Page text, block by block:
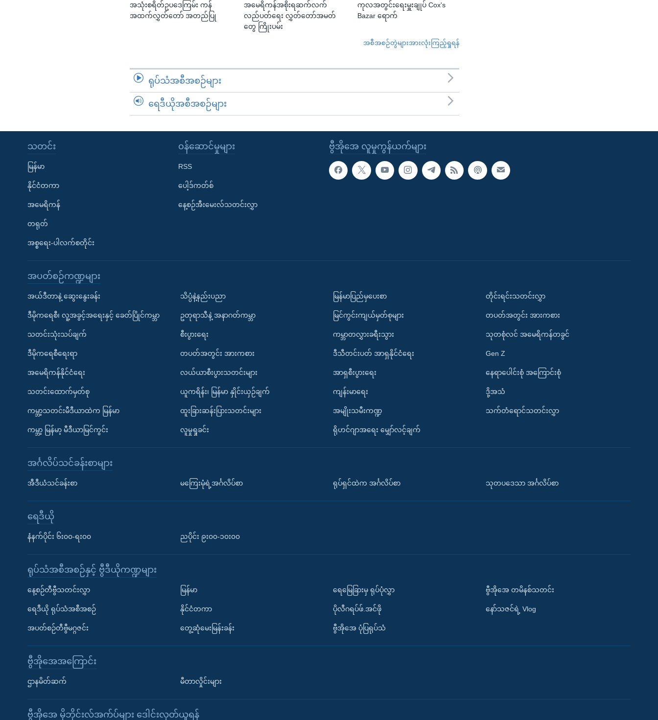
Learning English
အသုံးစရိတ်ဥပဒေကြမ်း ကန်
အထက်လွှတ်တော် အတည်ပြု
အမေရိကန်အစိုးရဆက်လက်
လည်ပတ်ရေး လွှတ်တော်အမတ်
တွေ ကြိုးပမ်း
ကုလအတွင်းရေးမှူးချုပ် Cox's
Bazar ရောက်
အစီအစဉ်တွဲများအားလုံးကြည့်ရှုရန်
ရုပ်သံအစီအစဉ်များ
ရေဒီယိုအစီအစဉ်များ
ဗွီအိုအေ လူမှုကွန်ယက်များ
သတင်း
မြန်မာ
နိုင်ငံတကာ
အမေရိကန်
တရုတ်
အစ္စရေး-ပါလက်စတိုင်း
၀န်ဆောင်မှုများ
RSS
ပေါ့ဒ်ကတ်စ်
နေ့စဉ်အီးမေးလ်သတင်းလွှာ
အပတ်စဉ်ကဏ္ဍများ
အယ်ဒီတာနဲ့ ဆွေးနွေးခန်း
ဒီမိုကရေစီ၊ လူ့အခွင့်အရေးနှင့် ခေတ်ပြိုင်ကမ္ဘာ
သတင်းသုံးသပ်ချက်
ဒီမိုကရေစီရေးရာ
အမေရိကန်နိုင်ငံရေး
သတင်းထောက်မှတ်စု
ကမ္ဘာ့သတင်းမီဒီယာထဲက မြန်မာ
ကမ္ဘာ့ မြန်မာ့ မီဒီယာမြင်ကွင်း
သိပ္ပံနဲ့နည်းပညာ
ဥတုရာသီနဲ့ အနာဂတ်ကမ္ဘာ
စီးပွားရေး
တပတ်အတွင်း အားကစား
လယ်ယာစီးပွားသတင်းများ
ယူကရိန်း၊ မြန်မာ နှိုင်းယှဉ်ချက်
ထူးခြားဆန်းပြားသတင်းများ
လူမှုရှုခင်း
မြန်မာပြည်မှပေးစာ
မြင်ကွင်းကျယ်မှတ်စုများ
ကမ္ဘာတလွှားခရီးသွား
ဒီသီတင်းပတ် အာရှနိုင်ငံရေး
အာရှစီးပွားရေး
ကျန်းမာရေး
အမျိုးသမီးကဏ္ဍ
ရိုဟင်ဂျာအရေး မျှော်လင့်ချက်
တိုင်းရင်းသတင်းလွှာ
တပတ်အတွင်း အားကစား
သုတစုံလင် အမေရိကန်တခွင်
Gen Z
နေရာပေါင်းစုံ အကြောင်းစုံ
ဒို့အသံ
သက်တံရောင်သတင်းလွှာ
အင်္ဂလိပ်သင်ခန်းစာများ
အီဒီယံသင်ခန်းစာ မကြေးမုံရဲ့အင်္ဂလိပ်စာ ရုပ်ရှင်ထဲက အင်္ဂလိပ်စာ သုတပဒေသာ အင်္ဂလိပ်စာ
ရေဒီယို
နံနက်ပိုင်း ၆း၀၀-ရး၀၀ ညပိုင်း ၉း၀၀-၁၀း၀၀
ရုပ်သံအစီအစဉ်နှင့် ဗွီဒီယိုကဏ္ဍများ
နေ့စဉ်တီဗွီသတင်းလွှာ
ရေဒီယို ရုပ်သံအစီအစဉ်
အပတ်စဉ်တီဗွီမဂ္ဂဇင်း
မြန်မာ
နိုင်ငံတကာ
တွေ့ဆုံမေးမြန်းခန်း
ရေမြေခြားမှ ရုပ်ပုံလွှာ
ပိုလီဂရပ်ဖ်.အင်ဖို
ဗွီအိုအေ ပုံပြရုပ်သံ
ဗွီအိုအေ တမိနစ်သတင်း
နော်သဇင်ရဲ့ Vlog
ဗွီအိုအေအကြောင်း
ဌာနမိတ်ဆက် မီတာလှိုင်းများ
ဗွီအိုအေ မိုဘိုင်းလ်အက်ပ်များ ဒေါင်းလုတ်ယူရန်